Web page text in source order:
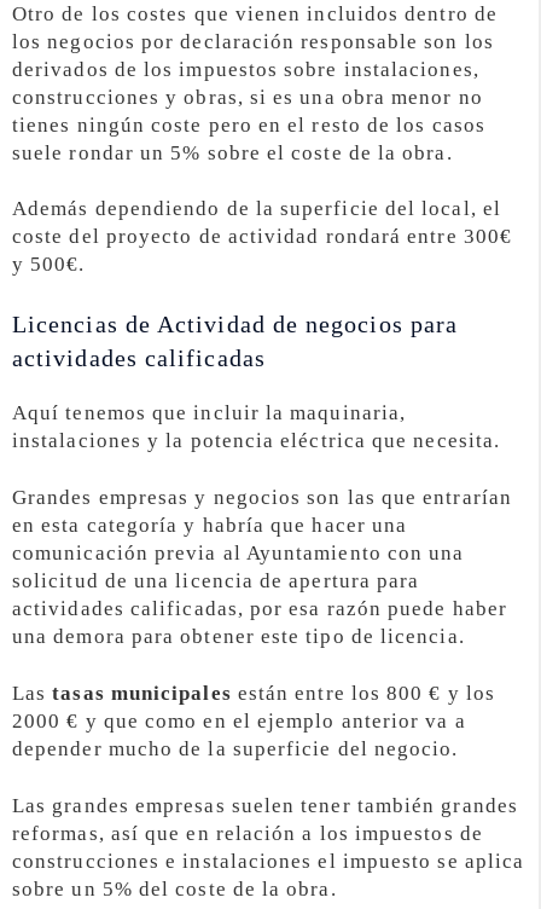
Otro de los costes que vienen incluidos dentro de
los negocios por declaración responsable son los
derivados de los impuestos sobre instalaciones,
construcciones y obras, si es una obra menor no
tienes ningún coste pero en el resto de los casos
suele rondar un 5% sobre el coste de la obra.
Además dependiendo de la superficie del local, el
coste del proyecto de actividad rondará entre 300€
y 500€.
Licencias de Actividad de negocios para
actividades calificadas
Aquí tenemos que incluir la maquinaria,
instalaciones y la potencia eléctrica que necesita.
Grandes empresas y negocios son las que entrarían
en esta categoría y habría que hacer una
comunicación previa al Ayuntamiento con una
solicitud de una licencia de apertura para
actividades calificadas, por esa razón puede haber
una demora para obtener este tipo de licencia.
Lastasas municipales están entre los 800 € y los
2000 € y que como en el ejemplo anterior va a
depender mucho de la superficie del negocio.
Las grandes empresas suelen tener también grandes
reformas, así que en relación a los impuestos de
construcciones e instalaciones el impuesto se aplica
sobre un 5% del coste de la obra.